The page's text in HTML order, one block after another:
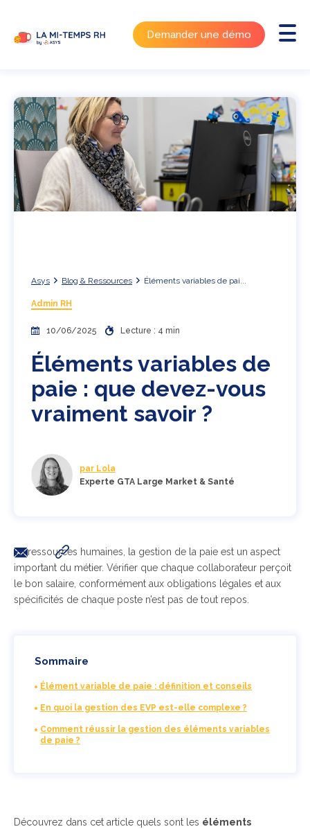
Demander une démo
Asys Blog & Ressources Éléments variables de pai...
Admin RH
10/06/2025 Lecture : 4 min
Éléments variables de
paie : que devez-vous
vraiment savoir ?
par Lola
Experte GTA Large Market & Santé
En ressources humaines, la gestion de la paie est un aspect
important du métier. Vérifier que chaque collaborateur perçoit
le bon salaire, conformément aux obligations légales et aux
spécificités de chaque poste n’est pas de tout repos.
Sommaire
Élément variable de paie : définition et conseils
En quoi la gestion des EVP est-elle complexe ?
Comment réussir la gestion des éléments variables
de paie ?
Découvrez dans cet article quels sont les éléments